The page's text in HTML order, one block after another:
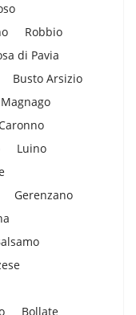
Robbio
di Pavia
Busto Arsizio
Luino
Gerenzano
Bollate